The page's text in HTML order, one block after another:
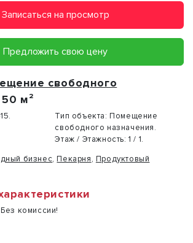
Записаться на просмотр
Предложить свою цену
свободного
50 м²
Тип объекта: Помещение
свободного назначения.
Этаж / Этажность: 1 / 1.
бизнес, Пекарня, Продуктовый
комиссии!